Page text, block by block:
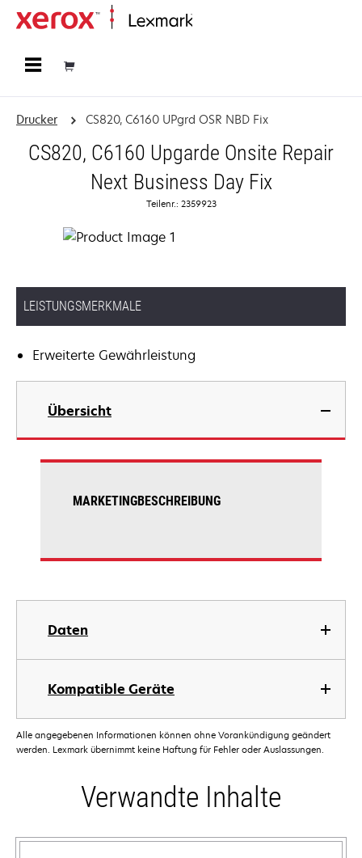
Drucker CS820, C6160 UPgrd OSR NBD Fix
CS820, C6160 Upgarde Onsite Repair
Next Business Day Fix
Teilenr.: 2359923
LEISTUNGSMERKMALE
Erweiterte Gewährleistung
Übersicht
Daten
Kompatible Geräte
MARKETINGBESCHREIBUNG
Alle angegebenen Informationen können ohne Vorankündigung geändert
werden. Lexmark übernimmt keine Haftung für Fehler oder Auslassungen.
Verwandte Inhalte